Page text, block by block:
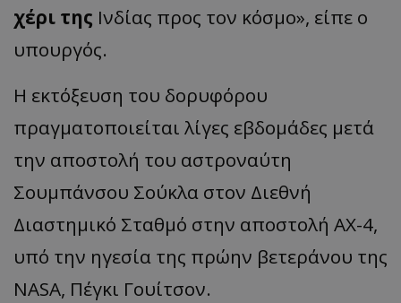
χέρι της Ινδίας προς τον κόσμο», είπε ο
υπουργός.
Η εκτόξευση του δορυφόρου
πραγματοποιείται λίγες εβδομάδες μετά
την αποστολή του αστροναύτη
Σουμπάνσου Σούκλα στον Διεθνή
Διαστημικό Σταθμό στην αποστολή AX-4,
υπό την ηγεσία της πρώην βετεράνου της
NASA, Πέγκι Γουίτσον.